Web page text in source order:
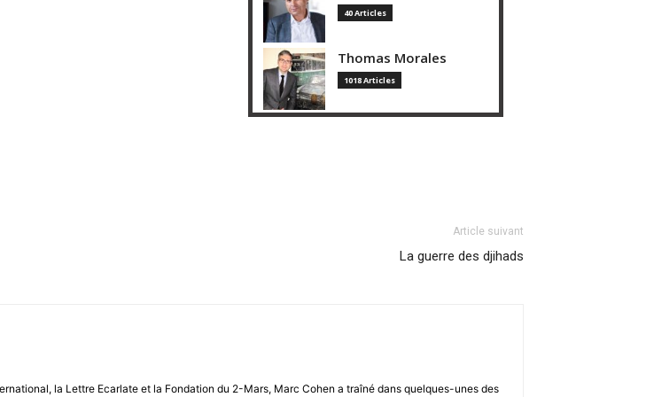
40 Articles
Thomas Morales
1018 Articles
Article suivant
La guerre des djihads
la Lettre Ecarlate et la Fondation du 2-Mars, Marc Cohen a traîné dans quelques-unes des